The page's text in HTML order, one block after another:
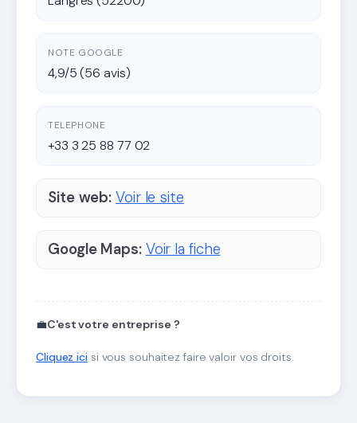
NOTE GOOGLE
4,9/5 (56 avis)
TELEPHONE
+33 3 25 88 77 02
Site web: Voir le site
Google Maps: Voir la fiche
💼C'est votre entreprise ?
Cliquez icisi vous souhaitez faire valoir vos droits.